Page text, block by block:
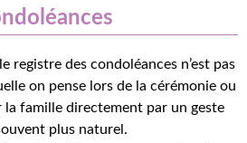
registre des condoléances n’est pas
on pense lors de la cérémonie ou
famille directement par un geste
plus naturel.